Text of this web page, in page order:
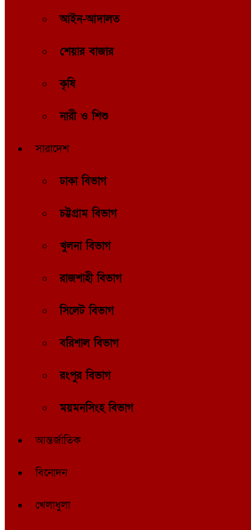
আইন-আদালত
শেয়ার বাজার
কৃষি
নারী ও শিশু
সারাদেশ
ঢাকা বিভাগ
চট্টগ্রাম বিভাগ
খুলনা বিভাগ
রাজশাহী বিভাগ
সিলেট বিভাগ
বরিশাল বিভাগ
রংপুর বিভাগ
ময়মনসিংহ বিভাগ
আন্তর্জাতিক
বিনোদন
খেলাধুলা